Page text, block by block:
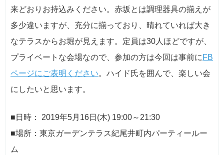
来どおりお持込みください。赤坂とは調理器具の揃えが
多少違いますが、充分に揃っており、晴れていれば大き
なテラスからお堀が見えます。定員は30人ほどですが、
プライベートな会場なので、参加の方は今回は事前に FB
ページにご表明ください。ハイド氏を囲んで、楽しい会
にしたいと思います。
■日時： 2019年5月16日(木) 19:00～21:30
■場所：東京ガーデンテラス紀尾井町内パーティールー
ム